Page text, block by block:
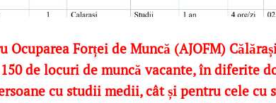
Ocuparea Forței de Muncă (AJOFM)
de locuri de muncă vacante, în diferite
cu studii medii, cât și pentru cele cu